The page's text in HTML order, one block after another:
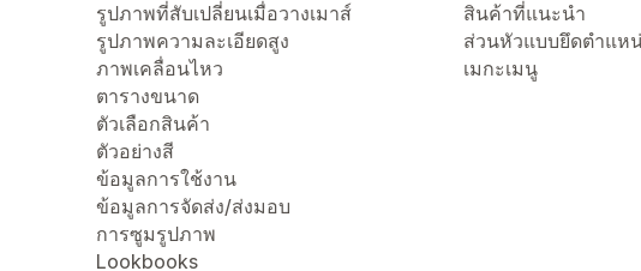
รูปภาพที่สับเปลี่ยนเมื่อวางเมาส์
รูปภาพความละเอียดสูง
ภาพเคลื่อนไหว
ตารางขนาด
ตัวเลือกสินค้า
ตัวอย่างสี
ข้อมูลการใช้งาน
ข้อมูลการจัดส่ง/ส่งมอบ
การซูมรูปภาพ
Lookbooks
สินค้าที่แนะนำ
ส่วนหัวแบบยึดตำแห
เมกะเมนู